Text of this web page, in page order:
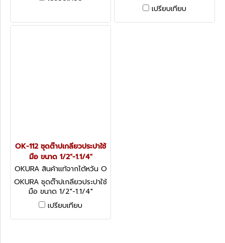
ท่อน้ำ ท่อแก๊ส และท่อเหล็แบบ
1/2"-3/4",1"-1.1/4",1.1/2"-2"
เปรียบเทียบ
OK-112 ชุดต๊าปเกลียวประปาใช้
มือ ขนาด 1/2"-1.1/4"
OKURA สินค้าแท้จากไต้หวัน O
K-112
OKURA ชุดต๊าปเกลียวประปาใช้
มือ ขนาด 1/2"-1.1/4"
เปรียบเทียบ